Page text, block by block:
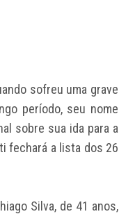
sofreu uma grave
período, seu nome
sobre sua ida para a
fechará a lista dos 26
Silva, de 41 anos,